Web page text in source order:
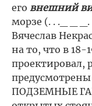
его внешний
морзе (. . ._ _ _.
Вячеслав
на то, что в 18-
ПОДЗЕМНЫЕ